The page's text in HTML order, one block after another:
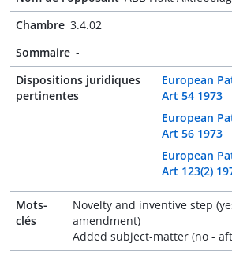
Chambre 3.4.02
Sommaire -
Dispositions juridiques
pertinentes
European
Art 54 1973
European
Art 56 1973
European
Art 123(2)
Mots-
clés
Novelty and inventive step
amendment)
Added subject-matter (no -